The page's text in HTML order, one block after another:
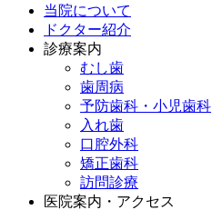
当院について
ドクター紹介
診療案内
むし歯
歯周病
予防歯科・小児歯科
入れ歯
口腔外科
矯正歯科
訪問診療
医院案内・アクセス